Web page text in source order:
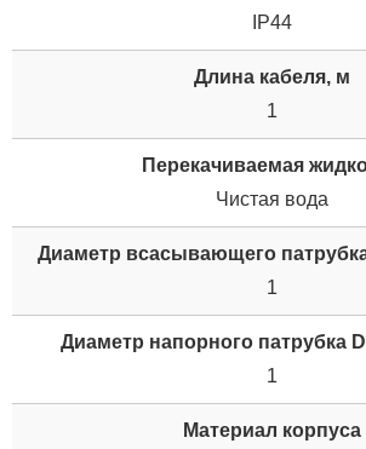
IP44
Длина кабеля, м
1
Перекачиваемая
Чистая вода
Диаметр всасывающего
1
Диаметр напорного патрубка
1
Материал корпуса